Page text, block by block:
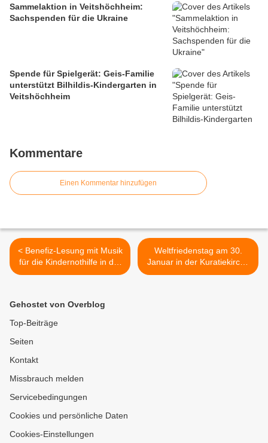
Sammelaktion in Veitshöchheim:
Sachspenden für die Ukraine
Spende für Spielgerät: Geis-Familie
unterstützt Bilhildis-Kindergarten in
Veitshöchheim
Kommentare
Einen Kommentar hinzufügen
< Benefiz-Lesung mit Musik
für die Kindernothilfe in der
Bücherei im Bahnhof
Weltfriedenstag am 30.
Januar in der Kuratiekirche
mit Bischof Hofmann >
Gehostet von Overblog
Top-Beiträge
Seiten
Kontakt
Missbrauch melden
Servicebedingungen
Cookies und persönliche Daten
Cookies-Einstellungen